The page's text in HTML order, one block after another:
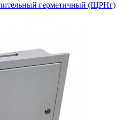
герметичный (ЩРНг)